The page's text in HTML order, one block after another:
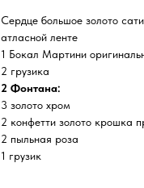
Сердце большое золото
атласной ленте
1 Бокал Мартини
2 грузика
2 Фонтана:
3 золото хром
2 конфетти золото крошка
2 пыльная роза
1 грузик